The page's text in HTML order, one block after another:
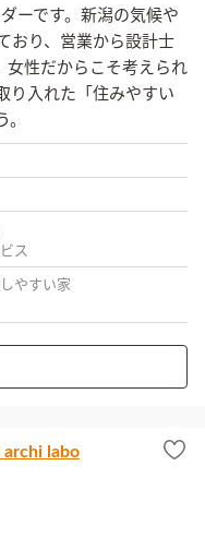
ーです。新潟の気候や
おり、営業から設計士
女性だからこそ考えられ
り入れた「住みやすい
ス
やすい家
labo